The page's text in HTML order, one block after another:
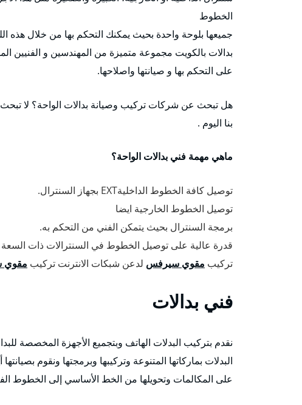
الخطوط
جميعها بلوحة واحدة بحيث يمكنك التحكم بها من خلال هذه
بدالات بالكويت مجموعة متميزة من المهندسين و الفنيين
على التحكم بها و صيانتها واصلاحها.
هل تبحث عن شركات تركيب وصيانة بدالات الواحة؟ لا
بنا اليوم .
ماهي مهمة فني بدالات الواحة؟
توصيل كافة الخطوط الداخليةEXT بجهاز السنترال.
توصيل الخطوط الخارجية ايضا
برمجة السنترال بحيث يتمكن الفني من التحكم به.
قدرة عالية على توصيل الخطوط في السنترالات ذات السعة
تركيب مقوي سيرفس لدعن شبكات الانترنت تركيب مقوي
فني بدالات
نقدم بتركيب البدلات الهاتف وبتجميع الأجهزة المخصصة
البدلات بماركاتها المتنوعة وتركيبها وبرمجتها ونقوم
على المكالمات وتحويلها من الخط الأساسي إلى الخطوط